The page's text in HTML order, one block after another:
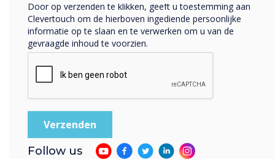
Toekomstige banen en de vaardigheden die
nodig zijn om ze te krijgen - EdTech
Door op verzenden te klikken, geeft u toestemming aan
Clevertouch om de hierboven ingediende persoonlijke
informatie op te slaan en te verwerken om u van de
gevraagde inhoud te voorzien.
Follow us